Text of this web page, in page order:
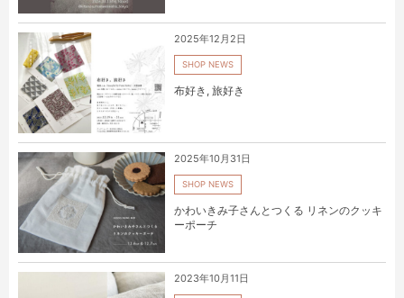
2025年12月2日
SHOP NEWS
布好き, 旅好き
2025年10月31日
SHOP NEWS
かわいきみ子さんとつくる リネンのクッキ
ーポーチ
2023年10月11日